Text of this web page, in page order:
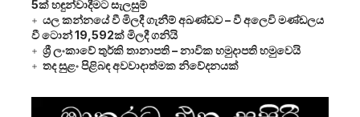
5ක් හඳුන්වාදීමට සැලසුම්
යල කන්නයේ වී මිලදී ගැනීම් අඛණ්ඩව – වී අලෙවි මණ්ඩලය
වී ටොන් 19,592ක් මිලදී ගනියි
ශ්‍රී ලංකාවේ තුර්කි තානාපති – නාවික හමුදාපති හමුවෙයි
තද සුළං පිළිබඳ අවවාදාත්මක නිවේදනයක්